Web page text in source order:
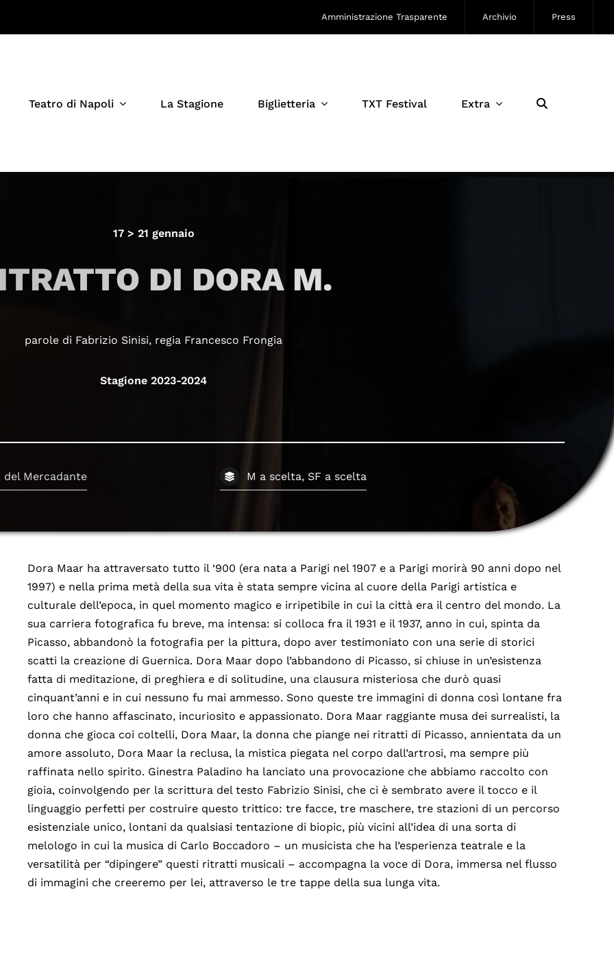
Amministrazione Trasparente Archivio Press
Teatro di Napoli La Stagione Biglietteria TXT Festival Extra
17 > 21 gennaio
DI DORA M.
parole di Fabrizio Sinisi, regia Francesco Frongia
Stagione 2023-2024
del Mercadante M a scelta, SF a scelta
Dora Maar ha attraversato tutto il ‘900 (era nata a Parigi nel 1907 e a Parigi morirà 90 anni dopo nel
1997) e nella prima metà della sua vita è stata sempre vicina al cuore della Parigi artistica e
culturale dell’epoca, in quel momento magico e irripetibile in cui la città era il centro del mondo. La
sua carriera fotografica fu breve, ma intensa: si colloca fra il 1931 e il 1937, anno in cui, spinta da
Picasso, abbandonò la fotografia per la pittura, dopo aver testimoniato con una serie di storici
scatti la creazione di Guernica. Dora Maar dopo l’abbandono di Picasso, si chiuse in un’esistenza
fatta di meditazione, di preghiera e di solitudine, una clausura misteriosa che durò quasi
cinquant’anni e in cui nessuno fu mai ammesso. Sono queste tre immagini di donna così lontane fra
loro che hanno affascinato, incuriosito e appassionato. Dora Maar raggiante musa dei surrealisti, la
donna che gioca coi coltelli, Dora Maar, la donna che piange nei ritratti di Picasso, annientata da un
amore assoluto, Dora Maar la reclusa, la mistica piegata nel corpo dall’artrosi, ma sempre più
raffinata nello spirito. Ginestra Paladino ha lanciato una provocazione che abbiamo raccolto con
gioia, coinvolgendo per la scrittura del testo Fabrizio Sinisi, che ci è sembrato avere il tocco e il
linguaggio perfetti per costruire questo trittico: tre facce, tre maschere, tre stazioni di un percorso
esistenziale unico, lontani da qualsiasi tentazione di biopic, più vicini all’idea di una sorta di
melologo in cui la musica di Carlo Boccadoro – un musicista che ha l’esperienza teatrale e la
versatilità per “dipingere” questi ritratti musicali – accompagna la voce di Dora, immersa nel flusso
di immagini che creeremo per lei, attraverso le tre tappe della sua lunga vita.